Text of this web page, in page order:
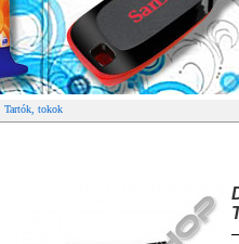
Tartók, tokok